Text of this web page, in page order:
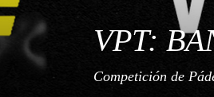
VPT:
Competición de